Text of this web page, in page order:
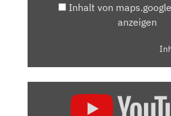
Inhalt von
anzeigen
CROSSLAND